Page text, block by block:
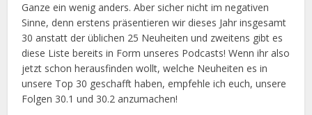
Ganze ein wenig anders. Aber sicher nicht im negativen
Sinne, denn erstens präsentieren wir dieses Jahr insgesamt
30 anstatt der üblichen 25 Neuheiten und zweitens gibt es
diese Liste bereits in Form unseres Podcasts! Wenn ihr also
jetzt schon herausfinden wollt, welche Neuheiten es in
unsere Top 30 geschafft haben, empfehle ich euch, unsere
Folgen 30.1 und 30.2 anzumachen!